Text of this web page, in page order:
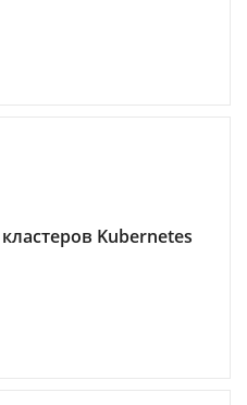
Kubernetes